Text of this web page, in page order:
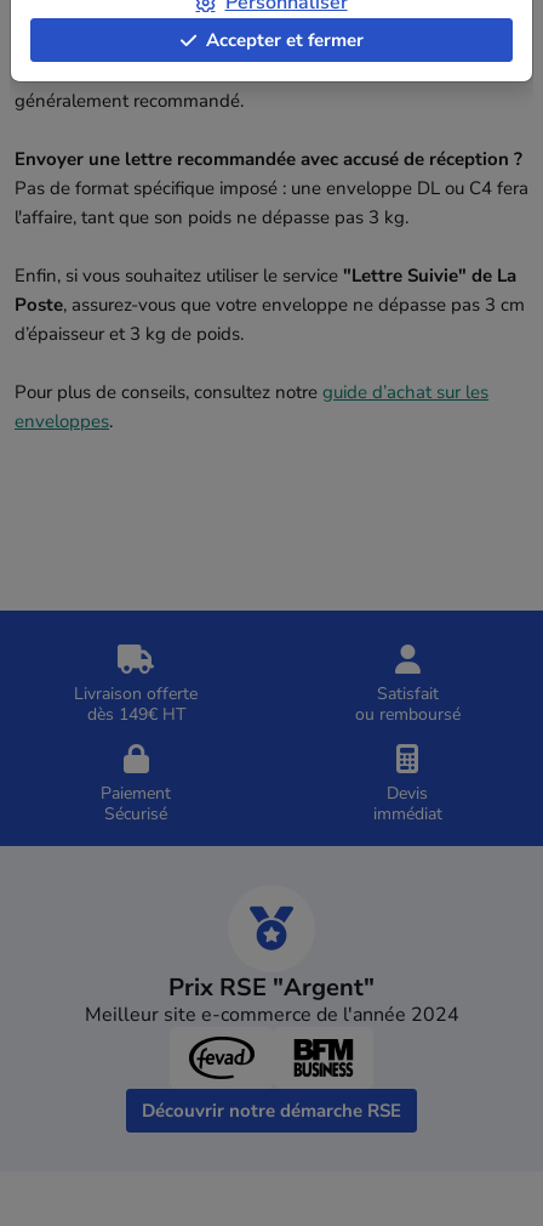
couverture. Pour des documents importants comme un CV,
optez pour une enveloppe kraft au format C4, afin d'éviter de
généralement recommandé.
Envoyer une lettre recommandée avec accusé de réception ?
Pas de format spécifique imposé : une enveloppe DL ou C4 fera
l'affaire, tant que son poids ne dépasse pas 3 kg.
Enfin, si vous souhaitez utiliser le service "Lettre Suivie" de La
Poste, assurez-vous que votre enveloppe ne dépasse pas 3 cm
d’épaisseur et 3 kg de poids.
Pour plus de conseils, consultez notre guide d’achat sur les
enveloppes.
Livraison offerte
dès 149€ HT
Satisfait
ou remboursé
Paiement
Sécurisé
Devis
immédiat
Prix RSE "Argent"
Meilleur site e-commerce de l'année 2024
Découvrir notre démarche RSE
Accepter et fermer